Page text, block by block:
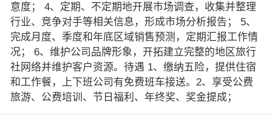
意度； 4、定期、不定期地开展市场调查，收集并整理
行业、竞争对手等相关信息，形成市场分析报告； 5、
完成月度、季度和年底区域销售预测，定期汇报工作情
况； 6、维护公司品牌形象，开拓建立完整的地区旅行
社网络并维护客户资源。待遇 1、缴纳五险，提供住宿
和工作餐，上下班公司有免费班车接送。2、享受公费
旅游、公费培训、节日福利、年终奖、奖金提成；